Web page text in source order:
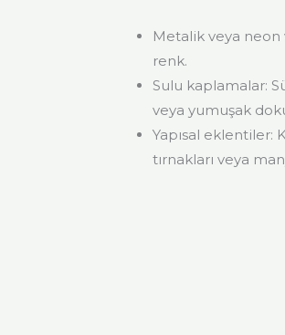
Metalik veya neon
renk.
Sulu kaplamalar:
veya yumuşak
Yapısal eklentiler:
tırnakları veya